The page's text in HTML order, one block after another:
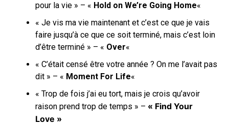
pour la vie » – « Hold on We’re Going Home«
« Je vis ma vie maintenant et c’est ce que je vais
faire jusqu’à ce que ce soit terminé, mais c’est loin
d’être terminé » – « Over«
« C’était censé être votre année ? On me l’avait pas
dit » – « Moment For Life«
« Trop de fois j’ai eu tort, mais je crois qu’avoir
raison prend trop de temps » – « Find Your
Love »